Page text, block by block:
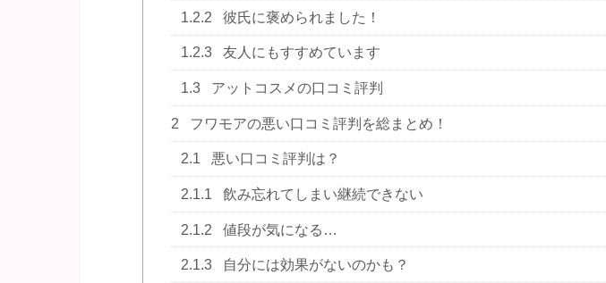
1.2.2 彼氏に褒められました！
1.2.3 友人にもすすめています
1.3 アットコスメの口コミ評判
2 フワモアの悪い口コミ評判を総まとめ！
2.1 悪い口コミ評判は？
2.1.1 飲み忘れてしまい継続できない
2.1.2 値段が気になる…
2.1.3 自分には効果がないのかも？